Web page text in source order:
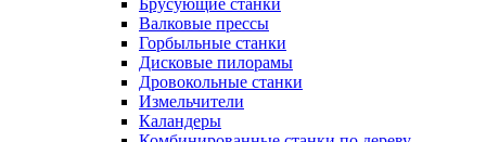
Брусующие станки
Валковые прессы
Горбыльные станки
Дисковые пилорамы
Дровокольные станки
Измельчители
Каландеры